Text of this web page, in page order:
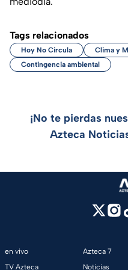
Tags relacionados
Hoy No Circula
Clima y
Contingencia ambiental
¡No te pierdas
Azteca
en vivo
TV Azteca
Azteca 7
Noticias